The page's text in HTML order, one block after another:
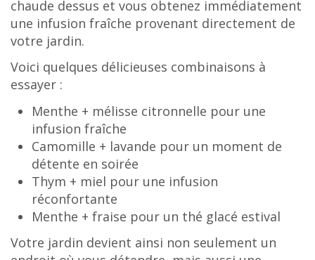
chaude dessus et vous obtenez immédiatement
une infusion fraîche provenant directement de
votre jardin.
Voici quelques délicieuses combinaisons à
essayer :
Menthe + mélisse citronnelle pour une
infusion fraîche
Camomille + lavande pour un moment de
détente en soirée
Thym + miel pour une infusion
réconfortante
Menthe + fraise pour un thé glacé estival
Votre jardin devient ainsi non seulement un